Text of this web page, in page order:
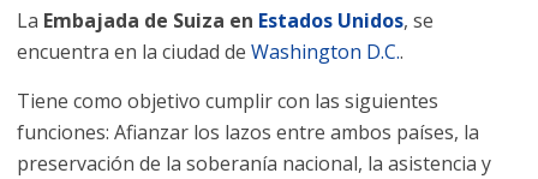
La Embajada de Suiza en Estados Unidos, se
encuentra en la ciudad de Washington D.C..
Tiene como objetivo cumplir con las siguientes
funciones: Afianzar los lazos entre ambos países, la
preservación de la soberanía nacional, la asistencia y